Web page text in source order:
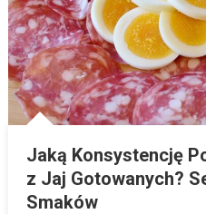
Jaką Konsystencję
z Jaj Gotowanych?
Smaków